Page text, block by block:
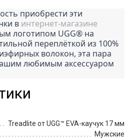
приобрести эти
в интернет-магазине
логотипом UGG® на
переплёткой из 100%
волокон, эта пара
любимым аксессуаром
Treadlite от UGG™ EVA-каучук 17 мм
Мужские